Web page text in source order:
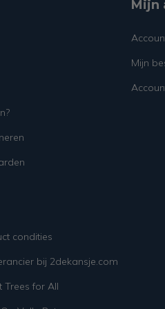
condities
bij 2dekansje.com
Trees for All
Mijn
Mijn